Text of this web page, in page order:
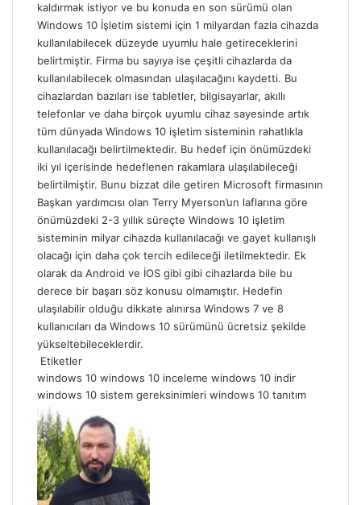
kaldırmak istiyor ve bu konuda en son sürümü olan
Windows 10 İşletim sistemi için 1 milyardan fazla cihazda
kullanılabilecek düzeyde uyumlu hale getireceklerini
belirtmiştir. Firma bu sayıya ise çeşitli cihazlarda da
kullanılabilecek olmasından ulaşılacağını kaydetti. Bu
cihazlardan bazıları ise tabletler, bilgisayarlar, akıllı
telefonlar ve daha birçok uyumlu cihaz sayesinde artık
tüm dünyada Windows 10 işletim sisteminin rahatlıkla
kullanılacağı belirtilmektedir. Bu hedef için önümüzdeki
iki yıl içerisinde hedeflenen rakamlara ulaşılabileceği
belirtilmiştir. Bunu bizzat dile getiren Microsoft firmasının
Başkan yardımcısı olan Terry Myerson’un laflarına göre
önümüzdeki 2-3 yıllık süreçte Windows 10 işletim
sisteminin milyar cihazda kullanılacağı ve gayet kullanışlı
olacağı için daha çok tercih edileceği iletilmektedir. Ek
olarak da Android ve İOS gibi gibi cihazlarda bile bu
derece bir başarı söz konusu olmamıştır. Hedefin
ulaşılabilir olduğu dikkate alınırsa Windows 7 ve 8
kullanıcıları da Windows 10 sürümünü ücretsiz şekilde
yükseltebileceklerdir.
Etiketler
windows 10 windows 10 inceleme windows 10 indir
windows 10 sistem gereksinimleri windows 10 tanıtım